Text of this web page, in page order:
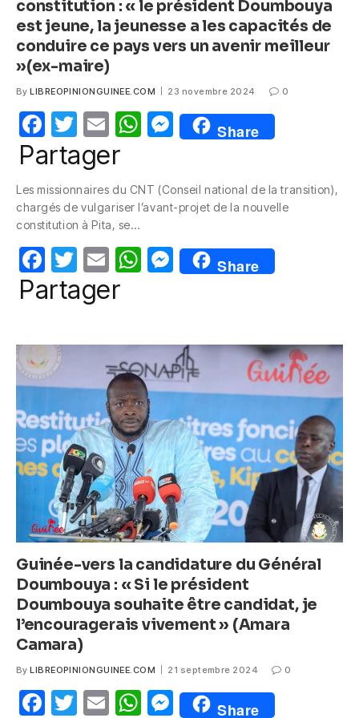
constitution : « le président Doumbouya
est jeune, la jeunesse a les capacités de
conduire ce pays vers un avenir meilleur
»(ex-maire)
By LIBREOPINIONGUINEE.COM 23 novembre 2024 0
F
a
e
b
o
o
k
T
w
itt
er
E
m
W
s
p
p
M
e
e
g
er
Share
Partager
Les missionnaires du CNT (Conseil national de la transition),
chargés de vulgariser l’avant-projet de la nouvelle
constitution à Pita, se…
F
a
b
o
o
k
T
w
itt
E
m
W
A
p
p
M
e
n
g
er
Share
Partager
Guinée-vers la candidature du Général
Doumbouya : « Si le président
Doumbouya souhaite être candidat, je
l’encouragerais vivement » (Amara
Camara)
By LIBREOPINIONGUINEE.COM 21 septembre 2024 0
F
T
E
W M
Share